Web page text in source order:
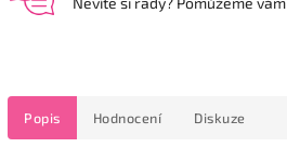
Popis Hodnocení Diskuze